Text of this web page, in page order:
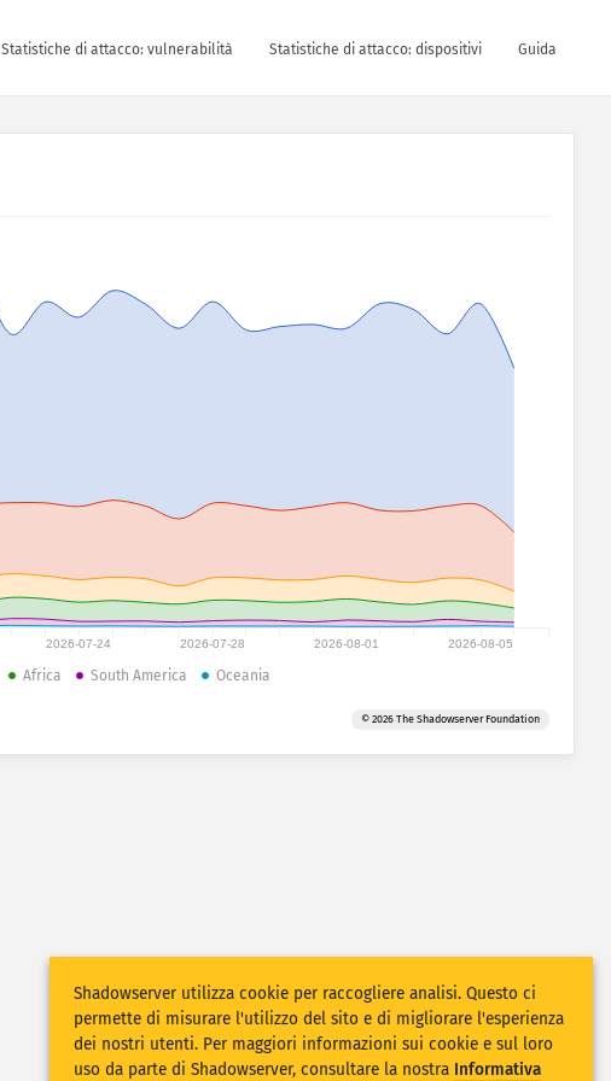
Statistiche di attacco: vulnerabilità Statistiche di attacco: dispositivi Guida
2026-07-24 2026-07-28 2026-08-01 2026-08-05
Africa South America Oceania
© 2026 The Shadowserver Foundation
Shadowserver utilizza cookie per raccogliere analisi. Questo ci
permette di misurare l'utilizzo del sito e di migliorare l'esperienza
dei nostri utenti. Per maggiori informazioni sui cookie e sul loro
uso da parte di Shadowserver, consultare la nostra Informativa